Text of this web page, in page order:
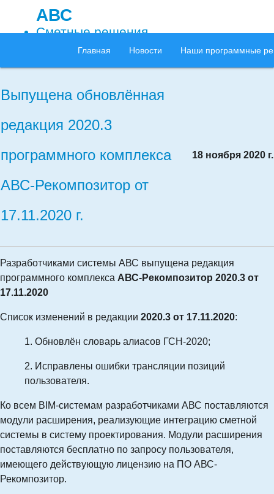
АВС
Сметные решения
Главная Новости Наши программные
Выпущена обновлённая
редакция 2020.3
программного комплекса
АВС-Рекомпозитор от
17.11.2020 г.
18 ноября 2020 г.
Разработчиками системы АВС выпущена редакция
программного комплекса АВС-Рекомпозитор 2020.3 от
17.11.2020
Список изменений в редакции 2020.3 от 17.11.2020:
1. Обновлён словарь алиасов ГСН-2020;
2. Исправлены ошибки трансляции позиций
пользователя.
Ко всем BIM-системам разработчиками АВС поставляются
модули расширения, реализующие интеграцию сметной
системы в систему проектирования. Модули расширения
поставляются бесплатно по запросу пользователя,
имеющего действующую лицензию на ПО АВС-
Рекомпозитор.